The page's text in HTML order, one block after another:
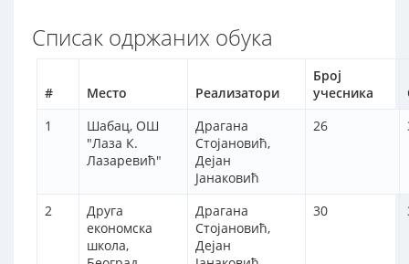
Списак одржаних обука
# Место Реализатори
Број
учесника
1
Шабац, ОШ
"Лаза К.
Лазаревић"
Драгана
Стојановић,
Дејан
Јанаковић
26
2
Друга
економска
школа,
Драгана
Стојановић,
Дејан
30